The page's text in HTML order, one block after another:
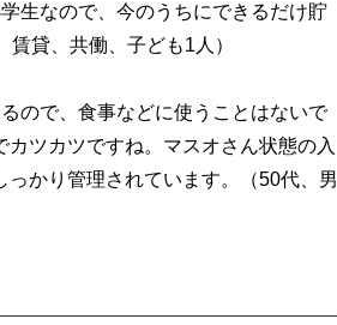
生なので、今のうちにできるだけ貯
貸、共働、子ども1人）
ので、食事などに使うことはないで
ツカツですね。マスオさん状態の入
かり管理されています。（50代、男